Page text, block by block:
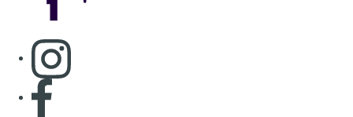
Consulter page Instagram
Consulter page Facebook